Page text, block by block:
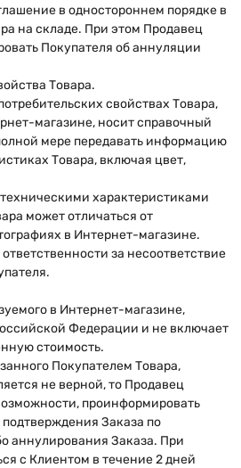
в одностороннем порядке в
на складе. При этом Продавец
Покупателя об аннуляции
Товара.
свойствах Товара,
магазине, носит справочный
мере передавать информацию
Товара, включая цвет,
характеристиками
может отличаться от
в Интернет-магазине.
за несоответствие
в Интернет-магазине,
Федерации и не включает
стоимость.
Покупателем Товара,
не верной, то Продавец
проинформировать
Заказа по
аннулирования Заказа. При
с Клиентом в течение 2 дней